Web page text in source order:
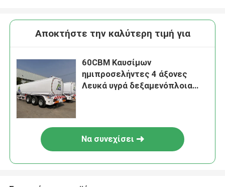
Αποκτήστε την καλύτερη τιμή για
60CBM Καυσίμων
ημιπροσελήντες 4 άξονες
Λευκά υγρά δεξαμενόπλοια
Να συνεχίσει